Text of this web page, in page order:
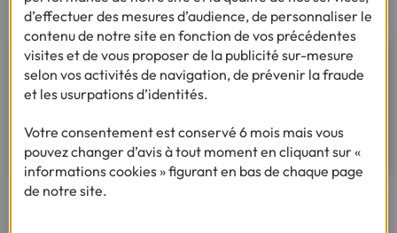
Besoin d'un financement pour
réaliser votre projet ?
Découvrez le prêt rénovation énergétique
d’effectuer des mesures d’audience, de personnaliser le
contenu de notre site en fonction de vos précédentes
visites et de vous proposer de la publicité sur-mesure
selon vos activités de navigation, de prévenir la fraude
et les usurpations d’identités.
Votre consentement est conservé 6 mois mais vous
pouvez changer d’avis à tout moment en cliquant sur «
informations cookies » figurant en bas de chaque page
de notre site.